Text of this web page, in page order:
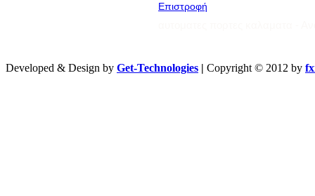
Επιστροφή
Developed & Design by Get-Technologies | Copyright © 2012 by